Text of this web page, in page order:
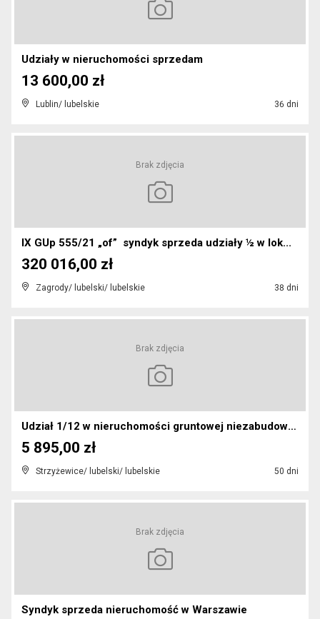
Udziały w nieruchomości sprzedam
Lublin/ lubelskie 36 dni
13 600,00 zł
Brak zdjęcia
IX GUp 555/21 „of” syndyk sprzeda udziały ½ w lok...
Zagrody/ lubelski/ lubelskie 38 dni
320 016,00 zł
Brak zdjęcia
Udział 1/12 w nieruchomości gruntowej niezabudowan...
Strzyżewice/ lubelski/ lubelskie 50 dni
5 895,00 zł
Brak zdjęcia
Syndyk sprzeda nieruchomość w Warszawie